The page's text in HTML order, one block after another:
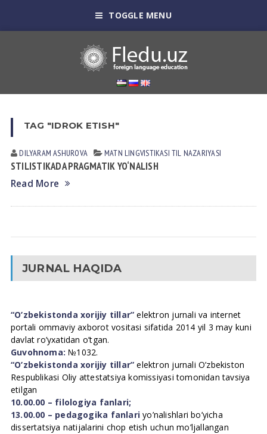
TOGGLE MENU
TAG "IDROK ETISH"
DILYARAM АSHUROVА MATN LINGVISTIKASI TIL NАZАRIYASI
STILISTIKADA PRAGMATIK YO‘NALISH
Read More
JURNAL HAQIDA
“O’zbekistonda xorijiy tillar” elektron jurnali va internet
portali ommaviy axborot vositasi sifatida 2014 yil 3 may kuni
davlat ro’yxatidan o’tgan.
Guvohnoma: №1032.
“O’zbekistonda xorijiy tillar” elektron jurnali O’zbekiston
Respublikasi Oliy attestatsiya komissiyasi tomonidan tavsiya
etilgan
10.00.00 – filologiya fanlari;
13.00.00 – pedagogika fanlari yo’nalishlari bo’yicha
dissertatsiya natijalarini chop etish uchun mo’ljallangan